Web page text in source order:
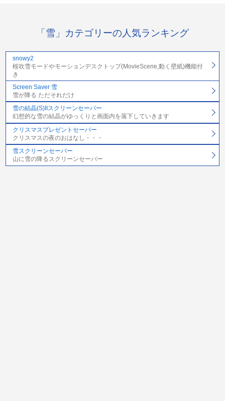
「雪」カテゴリーの人気ランキング
snowy2
桜吹雪モードやモーションデスクトップ(MovieScene,動く壁紙)機能付
き
Screen Saver 雪
雪が降る ただそれだけ
雪の結晶(S)IIスクリーンセーバー
幻想的な雪の結晶がゆっくりと画面内を落下していきます
クリスマスプレゼントセーバー
クリスマスの夜のおはなし・・・
雪スクリーンセーバー
山に雪の降るスクリーンセーバー